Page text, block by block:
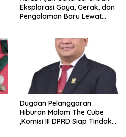
Eksplorasi Gaya, Gerak, dan
Pengalaman Baru Lewat
Dugaan Pelanggaran
Hiburan Malam The Cube
,Komisi III DPRD Siap Tindak